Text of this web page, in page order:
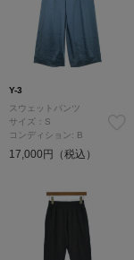
Y-3
スウェットパンツ
サイズ：S
コンディション: B
17,000円（税込）